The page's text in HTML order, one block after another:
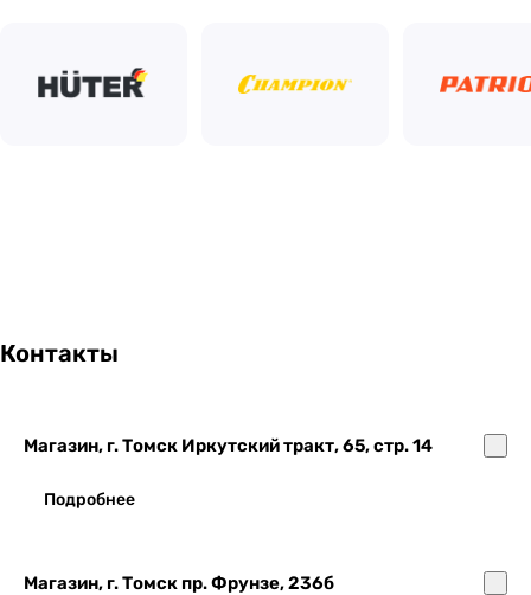
Контакты
Магазин, г. Томск Иркутский тракт, 65, стр. 14
Подробнее
Магазин, г. Томск пр. Фрунзе, 236б